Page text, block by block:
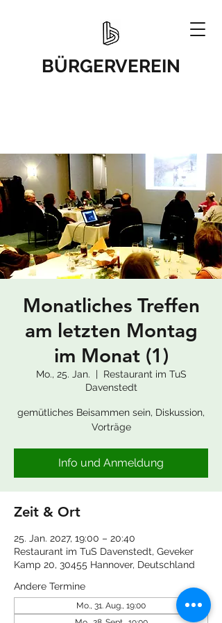
BÜRGERVEREIN
Monatliches Treffen
am letzten Montag
im Monat (1)
Mo., 25. Jan.
  |
Restaurant im TuS
Davenstedt
gemütliches Beisammen sein, Diskussion,
Vorträge
Info und Anmeldung
Zeit & Ort
25. Jan. 2027, 19:00 – 20:40
Restaurant im TuS Davenstedt, Geveker
Kamp 20, 30455 Hannover, Deutschland
Andere Termine
Mo., 31. Aug., 19:00